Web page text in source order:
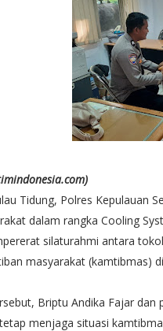
Tidung, Polres Kepulauan
dalam rangka Cooling
silaturahmi antara
masyarakat (kamtibmas)
Briptu Andika Fajar
menjaga situasi